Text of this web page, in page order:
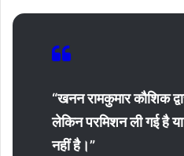
“खनन रामकुमार कौशिक
लेकिन परमिशन ली गई है
नहीं है।”